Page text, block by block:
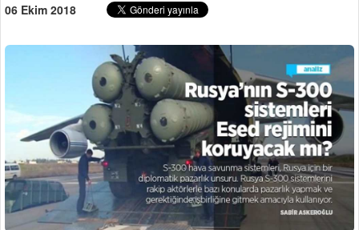
06 Ekim 2018